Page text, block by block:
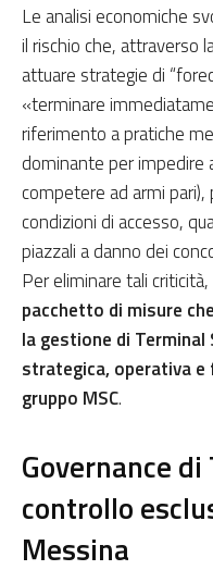
Le analisi economiche
il rischio che, attraverso
attuare strategie di
«terminare
riferimento a pratiche
dominante per impedire
competere ad armi
condizioni di accesso,
piazzali a danno dei
Per eliminare tali criticità,
pacchetto di misure
la gestione di Terminal
strategica, operativa e
gruppo MSC.
Governance di
controllo
Messina